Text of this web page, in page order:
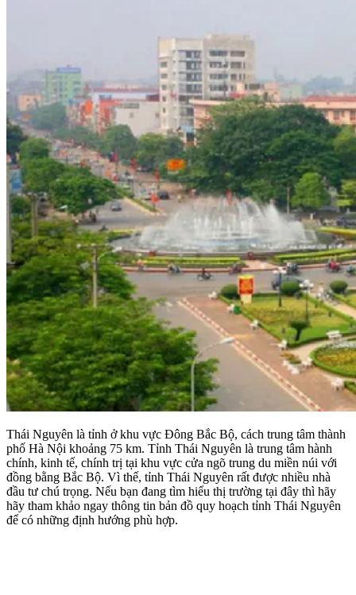
Thái Nguyên là tỉnh ở khu vực Đông Bắc Bộ, cách trung tâm thành
phố Hà Nội khoảng 75 km. Tỉnh Thái Nguyên là trung tâm hành
chính, kinh tế, chính trị tại khu vực cửa ngõ trung du miền núi với
đồng bằng Bắc Bộ. Vì thế, tỉnh Thái Nguyên rất được nhiều nhà
đầu tư chú trọng. Nếu bạn đang tìm hiểu thị trường tại đây thì hãy
hãy tham khảo ngay thông tin bản đồ quy hoạch tỉnh Thái Nguyên
để có những định hướng phù hợp.